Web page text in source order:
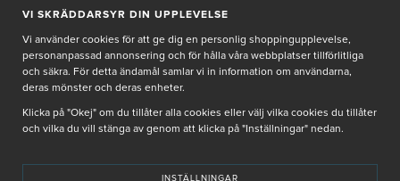
PRENUMERERA PÅ NYHETSBREV
Genom att ge min e-post, accepterar jag Seth och Sallyintegritetspolicy
De uppgifter du matar in kommer endast användas till våra nyhetsbrev.
VI SKRÄDDARSYR DIN UPPLEVELSE
Vi använder cookies för att ge dig en personlig shoppingupplevelse,
personanpassad annonsering och för hålla våra webbplatser tillförlitliga
och säkra. För detta ändamål samlar vi in information om användarna,
deras mönster och deras enheter.
Klicka på "Okej" om du tillåter alla cookies eller välj vilka cookies du tillåter
och vilka du vill stänga av genom att klicka på "Inställningar" nedan.
INSTÄLLNINGAR